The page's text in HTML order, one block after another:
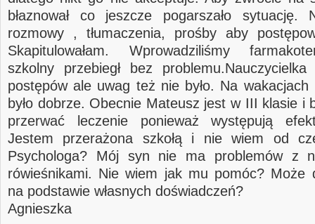
błaznował co jeszcze pogarszało sytuację.
rozmowy , tłumaczenia, prośby aby
Skapitulowałam. Wprowadziliśmy
szkolny przebiegł bez problemu.Nauczycielka
postępów ale uwag też nie było. Na wakacjach
było dobrze. Obecnie Mateusz jest w III klasie i
przerwać leczenie ponieważ występują
Jestem przerażona szkołą i nie wiem od
Psychologa? Mój syn nie ma problemów z
rówieśnikami. Nie wiem jak mu pomóc? Może
na podstawie własnych doświadczeń?
Agnieszka